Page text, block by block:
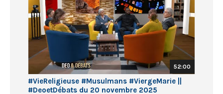
52:00
#VieReligieuse #Musulmans #ViergeMarie ||
#DeoetDébats du 20 novembre 2025